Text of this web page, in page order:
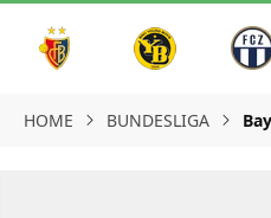
HOME BUNDESLIGA